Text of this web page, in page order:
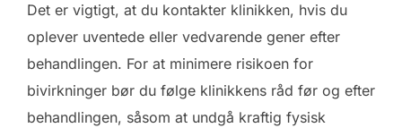
Det er vigtigt, at du kontakter klinikken, hvis du
oplever uventede eller vedvarende gener efter
behandlingen. For at minimere risikoen for
bivirkninger bør du følge klinikkens råd før og efter
behandlingen, såsom at undgå kraftig fysisk